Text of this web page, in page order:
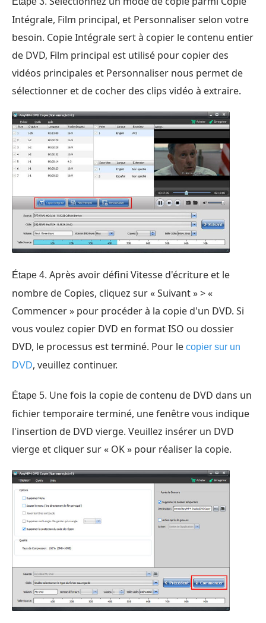
Intégrale, Film principal, et Personnaliser selon votre
besoin. Copie Intégrale sert à copier le contenu entier
de DVD, Film principal est utilisé pour copier des
vidéos principales et Personnaliser nous permet de
sélectionner et de cocher des clips vidéo à extraire.
Étape 4. Après avoir défini Vitesse d'écriture et le
nombre de Copies, cliquez sur « Suivant » > «
Commencer » pour procéder à la copie d'un DVD. Si
vous voulez copier DVD en format ISO ou dossier
DVD, le processus est terminé. Pour le copier sur un
DVD, veuillez continuer.
Étape 5. Une fois la copie de contenu de DVD dans un
fichier temporaire terminé, une fenêtre vous indique
l'insertion de DVD vierge. Veuillez insérer un DVD
vierge et cliquer sur « OK » pour réaliser la copie.